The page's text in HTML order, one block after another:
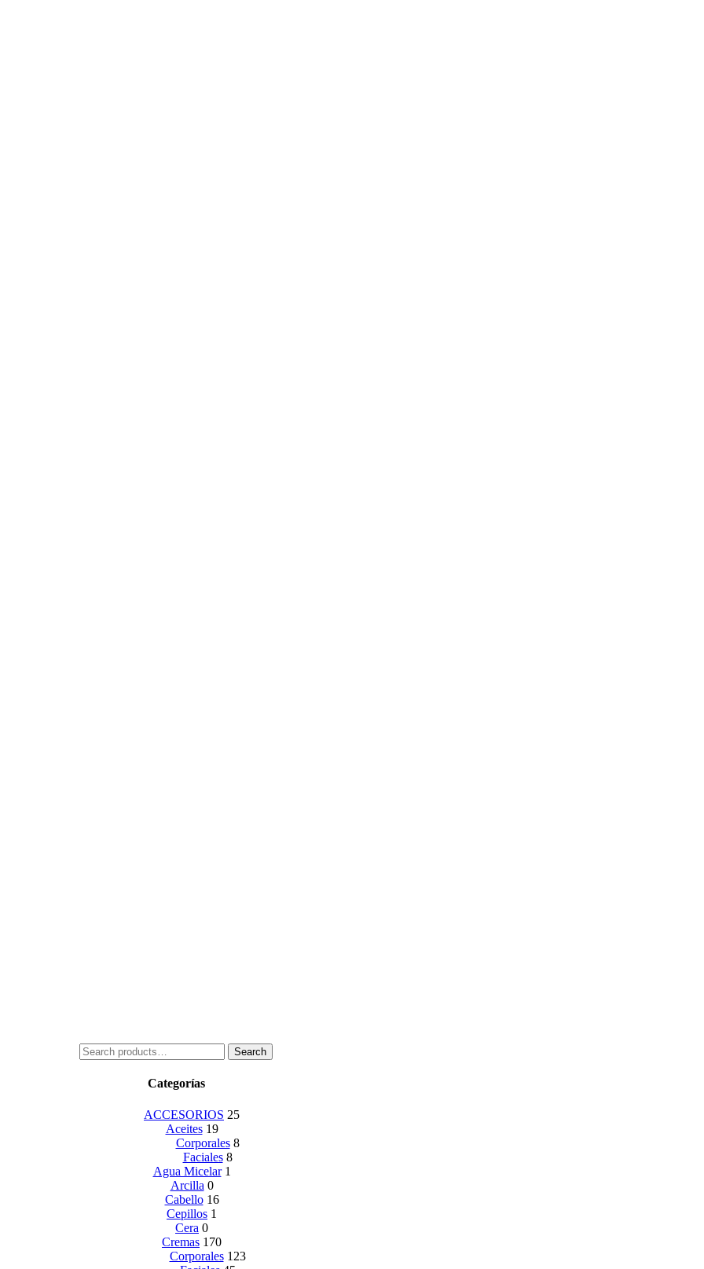
Search
for:
Search
Categorías
ACCESORIOS 25
Aceites 19
Corporales 8
Faciales 8
Agua Micelar 1
Arcilla 0
Cabello 16
Cepillos 1
Cera 0
Cremas 170
Corporales 123